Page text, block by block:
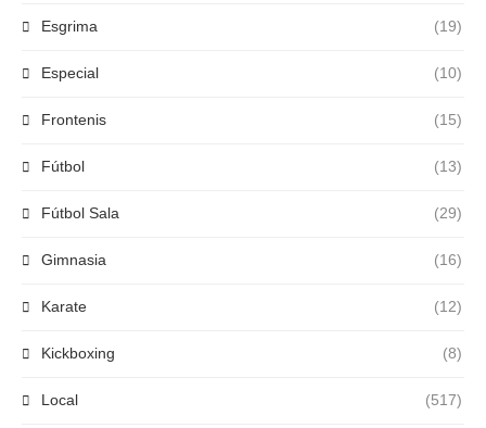
Esgrima (19)
Especial (10)
Frontenis (15)
Fútbol (13)
Fútbol Sala (29)
Gimnasia (16)
Karate (12)
Kickboxing (8)
Local (517)